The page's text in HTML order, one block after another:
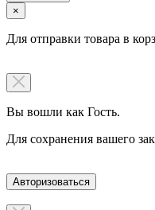
×
Для отправки товара в
Вы вошли как Гость.
Для сохранения вашего
Авторизоваться